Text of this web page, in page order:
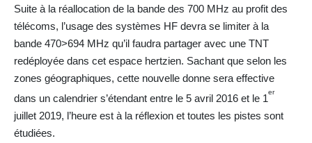
Suite à la réallocation de la bande des 700 MHz au profit des
télécoms, l’usage des systèmes HF devra se limiter à la
bande 470>694 MHz qu’il faudra partager avec une TNT
redéployée dans cet espace hertzien. Sachant que selon les
zones géographiques, cette nouvelle donne sera effective
dans un calendrier s’étendant entre le 5 avril 2016 et le 1
er
juillet 2019, l’heure est à la réflexion et toutes les pistes sont
étudiées.